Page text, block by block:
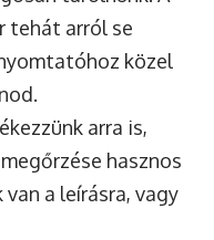
tehát arról se
közel
arra is,
hasznos
a leírásra, vagy